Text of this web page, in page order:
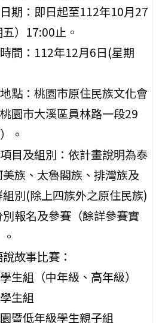
期：即日起至112年10月27
）17:00止。
間：112年12月6日(星期
點：桃園市原住民族文化會
園市大溪區員林路一段29
。
目及組別：依計畫說明為泰
族、太魯閣族、排灣族及
別(除上四族外之原住民族)
報名及參賽（餘詳參賽實
故事比賽：
生組（中年級、高年級）
生組
暨低年級學生親子組